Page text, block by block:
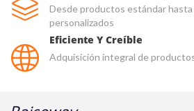
Desde productos estándar
personalizados
Eficiente Y Creíble
Adquisición integral de